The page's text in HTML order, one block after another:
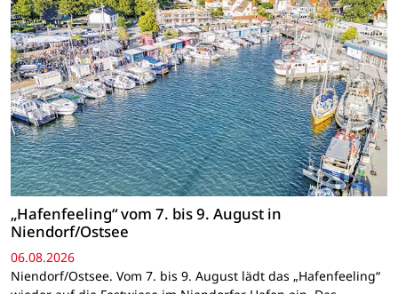
„Hafenfeeling“ vom 7. bis 9. August in
Niendorf/Ostsee
06.08.2026
Niendorf/Ostsee. Vom 7. bis 9. August lädt das „Hafenfeeling“